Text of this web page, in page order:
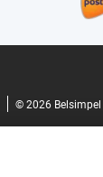
© 2026 Belsimpel